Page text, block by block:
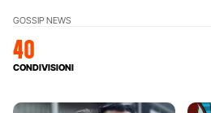
GOSSIP NEWS
40
CONDIVISIONI